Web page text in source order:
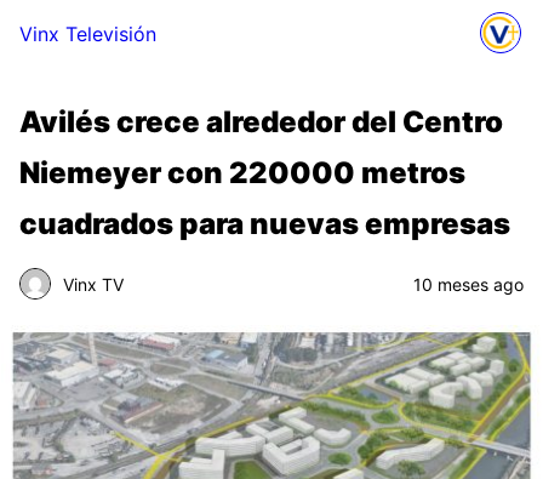
Vinx Televisión
Avilés crece alrededor del Centro
Niemeyer con 220000 metros
cuadrados para nuevas empresas
Vinx TV 10 meses ago